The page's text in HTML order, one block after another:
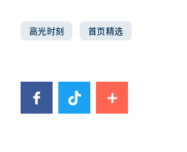
高光时刻 首页精选